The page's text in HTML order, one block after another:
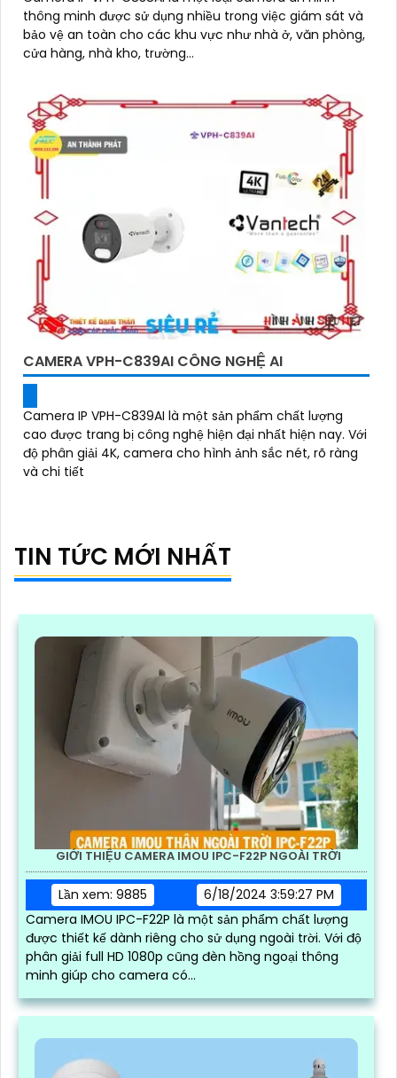
thông minh được sử dụng nhiều trong việc giám sát và
bảo vệ an toàn cho các khu vực như nhà ở, văn phòng,
cửa hàng, nhà kho, trường...
CAMERA VPH-C839AI CÔNG NGHỆ AI
Camera IP VPH-C839AI là một sản phẩm chất lượng
cao được trang bị công nghệ hiện đại nhất hiện nay. Với
độ phân giải 4K, camera cho hình ảnh sắc nét, rõ ràng
và chi tiết
TIN TỨC MỚI NHẤT
GIỚI THIỆU CAMERA IMOU IPC-F22P NGOÀI TRỜI
Lần xem: 9885
6/18/2024 3:59:27 PM
Camera IMOU IPC-F22P là một sản phẩm chất lượng
được thiết kế dành riêng cho sử dụng ngoài trời. Với độ
phân giải full HD 1080p cũng đèn hồng ngoại thông
minh giúp cho camera có...